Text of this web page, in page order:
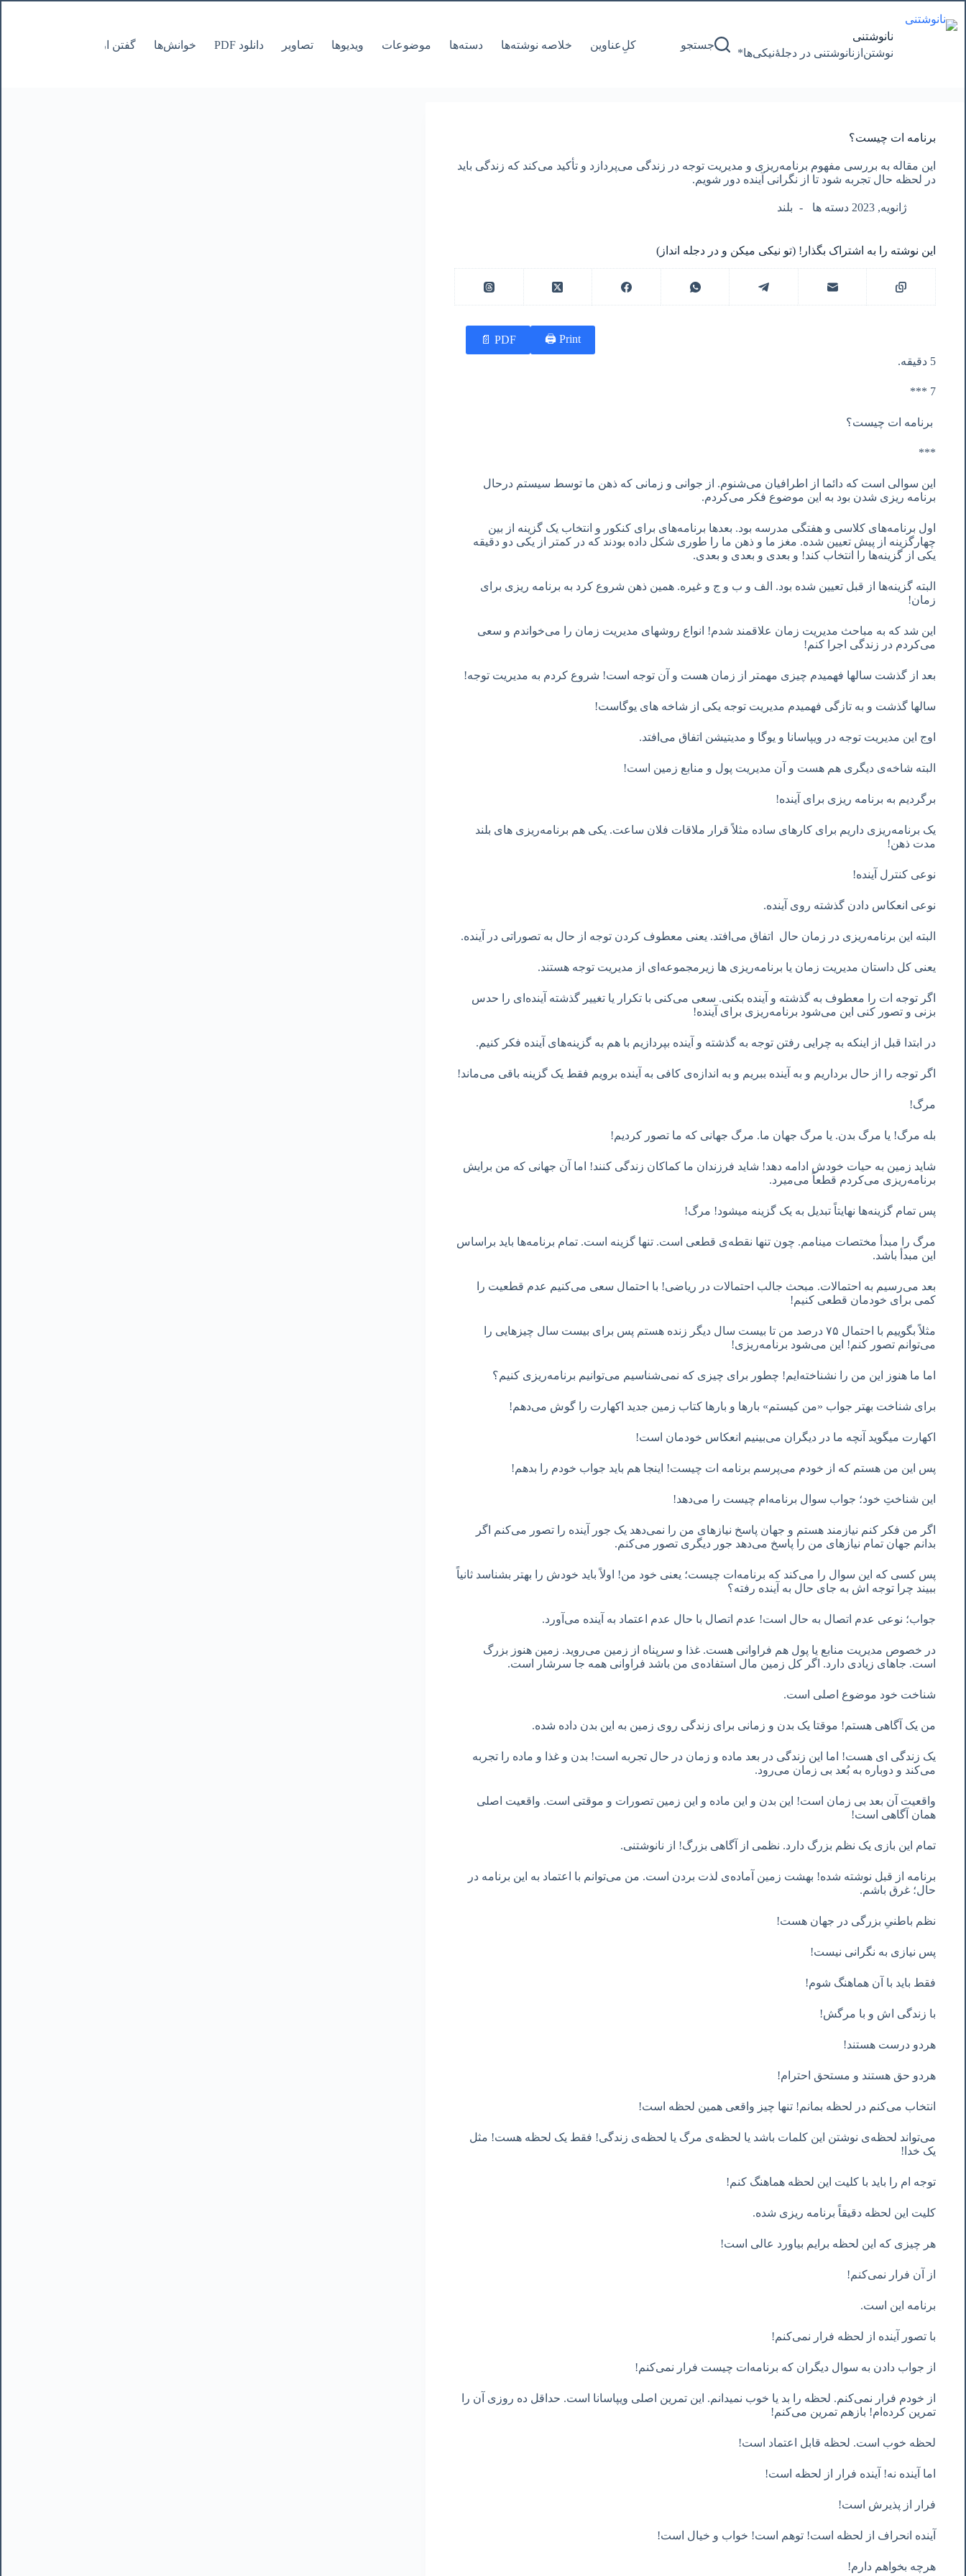
به
محتوا
نانوشتنی
نوشتن‌از‌نانوشتنی‌ در‌ دجلۀنیکی‌ها*
جستجو کل‌ِعناوین خلاصه نوشته‌ها دسته‌ها موضوعات ویدیوها تصاویر دانلود PDF خوانش‌ها گفتن از نانوشتنی
برنامه ات چیست؟
این مقاله به بررسی مفهوم برنامه‌ریزی و مدیریت توجه در زندگی می‌پردازد و تأکید می‌کند که زندگی باید
در لحظه حال تجربه شود تا از نگرانی آینده دور شویم.
ژانویه, 2023 دسته ها بلند
این نوشته را به اشتراک بگذار! (تو نیکی میکن و در دجله انداز)
Print 🖨
PDF 📄
5 دقیقه.
7 ***
برنامه ات چیست؟
***
این سوالی است که دائما از اطرافیان می‌شنوم. از جوانی و زمانی که ذهن ما توسط سیستم درحال
برنامه ریزی شدن بود به این موضوع فکر می‌کردم.
اول برنامه‌های کلاسی و هفتگی مدرسه بود. بعدها برنامه‌های برای کنکور و انتخاب یک گزینه از بین
چهارگزینه از پیش تعیین شده. مغز ما و ذهن ما را طوری شکل داده بودند که در کمتر از یکی دو دقیقه
یکی از گزینه‌ها را انتخاب کند! و بعدی و بعدی و بعدی.
البته گزینه‌ها از قبل تعیین شده بود. الف و ب و ج و غیره. همین ذهن شروع کرد به برنامه ریزی برای
زمان!
این شد که به مباحث مدیریت زمان علاقمند شدم! انواع روشهای مدیریت زمان را می‌خواندم و سعی
می‌کردم در زندگی اجرا کنم!
بعد از گذشت سالها فهمیدم چیزی مهمتر از زمان هست و آن توجه است! شروع کردم به مدیریت توجه!
سالها گذشت و به تازگی فهمیدم مدیریت توجه یکی از شاخه های یوگاست!
اوج این مدیریت توجه در ویپاسانا و یوگا و مدیتیشن اتفاق می‌افتد.
البته شاخه‌ی دیگری هم هست و آن مدیریت پول و منابع زمین است!
برگردیم به برنامه ریزی برای آینده!
یک برنامه‌ریزی داریم برای کارهای ساده مثلاً قرار ملاقات فلان ساعت. یکی هم برنامه‌ریزی های بلند
مدت ذهن!
نوعی کنترل آینده!
نوعی انعکاس دادن گذشته روی آینده.
البته این برنامه‌ریزی در زمان حال اتفاق می‌افتد. یعنی معطوف کردن توجه از حال به تصوراتی در آینده.
یعنی کل داستان مدیریت زمان یا برنامه‌ریزی ها زیرمجموعه‌ای از مدیریت توجه هستند.
اگر توجه ات را معطوف به گذشته و آینده بکنی. سعی می‌کنی با تکرار یا تغییر گذشته آینده‌ای را حدس
بزنی و تصور کنی این می‌شود برنامه‌ریزی برای آینده!
در ابتدا قبل از اینکه به چرایی رفتن توجه به گذشته و آینده بپردازیم با هم به گزینه‌های آینده فکر کنیم.
اگر توجه را از حال برداریم و به آینده ببریم و به اندازه‌ی کافی به آینده برویم فقط یک گزینه باقی می‌ماند!
مرگ!
بله مرگ! یا مرگ بدن. یا مرگ جهان ما. مرگ جهانی که ما تصور کردیم!
شاید زمین به حیات خودش ادامه دهد! شاید فرزندان ما کماکان زندگی کنند! اما آن جهانی که من برایش
برنامه‌ریزی می‌کردم قطعاً می‌میرد.
پس تمام گزینه‌ها نهایتاً تبدیل به یک گزینه میشود! مرگ!
مرگ را مبدأ مختصات مینامم. چون تنها نقطه‌ی قطعی است. تنها گزینه است. تمام برنامه‌ها باید براساس
این مبدأ باشد.
بعد می‌رسیم به احتمالات. مبحث جالب احتمالات در ریاضی! با احتمال سعی می‌کنیم عدم قطعیت را
کمی برای خودمان قطعی کنیم!
مثلاً بگوییم با احتمال ٧۵ درصد من تا بیست سال دیگر زنده هستم پس برای بیست سال چیزهایی را
می‌توانم تصور کنم! این می‌شود برنامه‌ریزی!
اما ما هنوز این من را نشناخته‌ایم! چطور برای چیزی که نمی‌شناسیم می‌توانیم برنامه‌ریزی کنیم؟
برای شناخت بهتر جواب «من کیستم» بارها و بارها کتاب زمین جدید اکهارت را گوش می‌دهم!
اکهارت میگوید آنچه ما در دیگران می‌بینیم انعکاس خودمان است!
پس این من هستم که از خودم می‌پرسم برنامه ات چیست! اینجا هم باید جواب خودم را بدهم!
این شناختِ خود؛ جواب سوال برنامه‌ام چیست را می‌دهد!
اگر من فکر کنم نیازمند هستم و جهان پاسخ نیازهای من را نمی‌دهد یک جور آینده را تصور می‌کنم اگر
بدانم جهان تمام نیازهای من را پاسخ می‌دهد جور دیگری تصور می‌کنم.
پس کسی که این سوال را می‌کند که برنامه‌ات چیست؛ یعنی خود من! اولاً باید خودش را بهتر بشناسد ثانیاً
ببیند چرا توجه اش به جای حال به آینده رفته؟
جواب؛ نوعی عدم اتصال به حال است! عدم اتصال با حال عدم اعتماد به آینده می‌آورد.
در خصوص مدیریت منابع یا پول هم فراوانی هست. غذا و سرپناه از زمین می‌روید. زمین هنوز بزرگ
است. جاهای زیادی دارد. اگر کل زمین مال استفاده‌ی من باشد فراوانی همه جا سرشار است.
شناخت خود موضوع اصلی است.
من یک آگاهی هستم! موقتا یک بدن و زمانی برای زندگی روی زمین به این بدن داده شده.
یک زندگی ای هست! اما این زندگی در بعد ماده و زمان در حال تجربه است! بدن و غذا و ماده را تجربه
می‌کند و دوباره به بُعد بی زمان می‌رود.
واقعیت آن بعد بی زمان است! این بدن و این ماده و این زمین تصورات و موقتی است. واقعیت اصلی
همان آگاهی است!
تمام این بازی یک نظم بزرگ دارد. نظمی از آگاهی بزرگ! از نانوشتنی.
برنامه از قبل نوشته شده! بهشت زمین آماده‌ی لذت بردن است. من می‌توانم با اعتماد به این برنامه در
حال؛ غرق باشم.
نظم باطنیِ بزرگی در جهان هست!
پس نیازی به نگرانی نیست!
فقط باید با آن هماهنگ شوم!
با زندگی اش و با مرگش!
هردو درست هستند!
هردو حق هستند و مستحق احترام!
انتخاب می‌کنم در لحظه بمانم! تنها چیز واقعی همین لحظه است!
می‌تواند لحظه‌ی نوشتن این کلمات باشد یا لحظه‌ی مرگ یا لحظه‌ی زندگی! فقط یک لحظه هست! مثل
یک خدا!
توجه ام را باید با کلیت این لحظه هماهنگ کنم!
کلیت این لحظه دقیقاً برنامه ریزی شده.
هر چیزی که این لحظه برایم بیاورد عالی است!
از آن فرار نمی‌کنم!
برنامه این است.
با تصور آینده از لحظه فرار نمی‌کنم!
از جواب دادن به سوال دیگران که برنامه‌‌ات چیست فرار نمی‌کنم!
از خودم فرار نمی‌کنم. لحظه را بد یا خوب نمیدانم. این تمرین اصلی ویپاسانا است. حداقل ده روزی آن را
تمرین کرده‌ام! بازهم تمرین می‌کنم!
لحظه خوب است. لحظه قابل اعتماد است!
اما آینده نه! آینده فرار از لحظه است!
فرار از پذیرش است!
آینده انحراف از لحظه است! توهم است! خواب و خیال است!
هرچه بخواهم دارم!